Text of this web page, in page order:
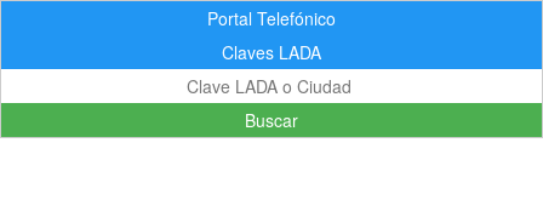
Portal Telefónico
Claves LADA
Buscar